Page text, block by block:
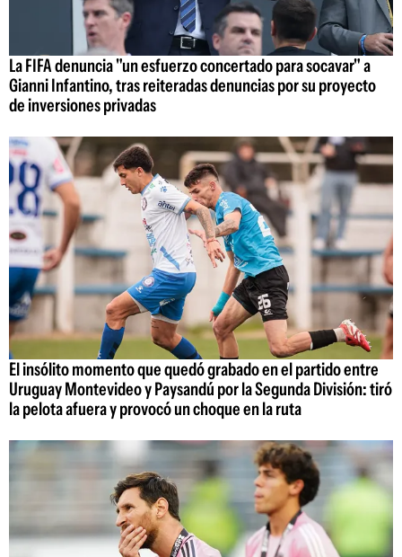
La FIFA denuncia "un esfuerzo concertado para socavar" a
Gianni Infantino, tras reiteradas denuncias por su proyecto
de inversiones privadas
El insólito momento que quedó grabado en el partido entre
Uruguay Montevideo y Paysandú por la Segunda División: tiró
la pelota afuera y provocó un choque en la ruta